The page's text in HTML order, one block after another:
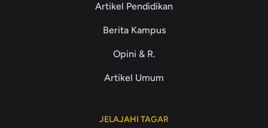
Artikel Pendidikan
Berita Kampus
Opini & R.
Artikel Umum
JELAJAHI TAGAR